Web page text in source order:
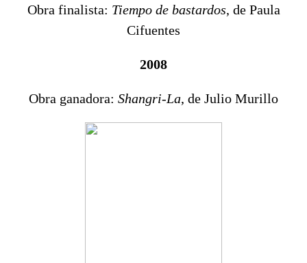
Obra finalista: Tiempo de bastardos, de Paula
Cifuentes
2008
Obra ganadora: Shangri-La, de Julio Murillo